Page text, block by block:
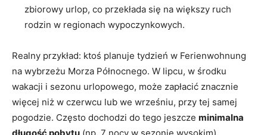
zbiorowy urlop, co przekłada się na większy ruch
rodzin w regionach wypoczynkowych.
Realny przykład: ktoś planuje tydzień w Ferienwohnung
na wybrzeżu Morza Północnego. W lipcu, w środku
wakacji i sezonu urlopowego, może zapłacić znacznie
więcej niż w czerwcu lub we wrześniu, przy tej samej
pogodzie. Często dochodzi do tego jeszcze minimalna